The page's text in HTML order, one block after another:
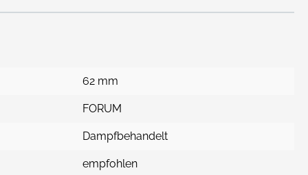
62 mm
FORUM
Dampfbehandelt
empfohlen